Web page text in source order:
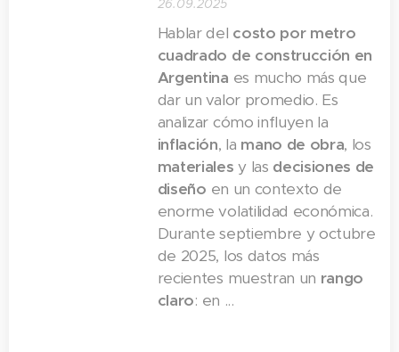
26.09.2025
Hablar del costo por metro
cuadrado de construcción en
Argentina es mucho más que
dar un valor promedio. Es
analizar cómo influyen la
inflación, la mano de obra, los
materiales y las decisiones de
diseño en un contexto de
enorme volatilidad económica.
Durante septiembre y octubre
de 2025, los datos más
recientes muestran un rango
claro: en ...